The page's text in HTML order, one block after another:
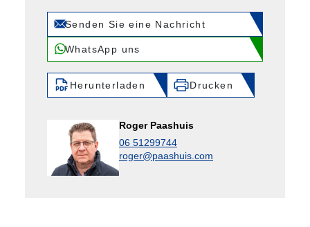
Senden Sie eine Nachricht
WhatsApp uns
Herunterladen Drucken
Roger Paashuis
06 51299744
roger@paashuis.com